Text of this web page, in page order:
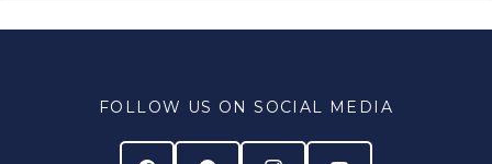
FOLLOW US ON SOCIAL MEDIA